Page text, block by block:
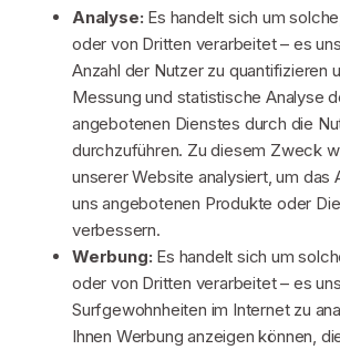
Analyse: Es handelt sich um
oder von Dritten verarbeitet – es
Anzahl der Nutzer zu quantifizieren
Messung und statistische Analyse
angebotenen Dienstes durch die
durchzuführen. Zu diesem Zweck
unserer Website analysiert, um das
uns angebotenen Produkte oder
verbessern.
Werbung: Es handelt sich um
oder von Dritten verarbeitet – es
Surfgewohnheiten im Internet zu
Ihnen Werbung anzeigen können,